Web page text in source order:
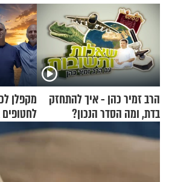
הרב זמיר כהן - איך להתחזק
בדת, ומה הסדר הנכון?
מקפלן